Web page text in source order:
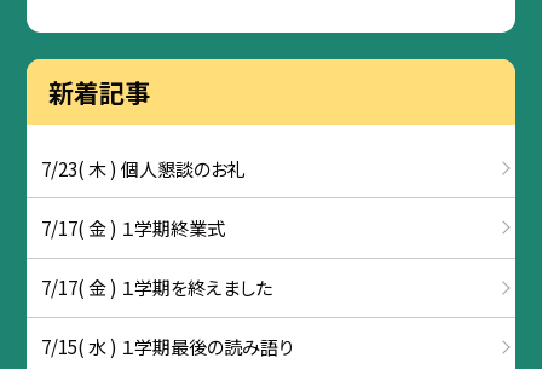
新着記事
7/23( 木 ) 個人懇談のお礼
7/17( 金 ) １学期終業式
7/17( 金 ) １学期を終えました
7/15( 水 ) １学期最後の読み語り